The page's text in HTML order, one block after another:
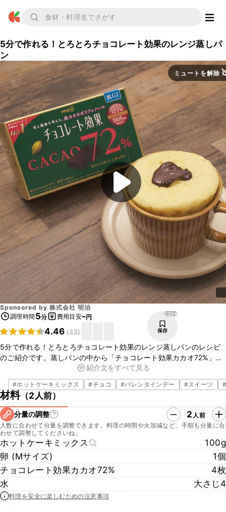
5分で作れる！とろとろチョコレート効果のレンジ蒸しパ
ン
ミュートを解除
Sponsored by 株式会社 明治
調理時間 5分 費用目安-円
4.46 (23)
2206
保存
5分で作れる！とろとろチョコレート効果のレンジ蒸しパンのレシピ
のご紹介です。蒸しパンの中から「チョコレート効果カカオ72%」が
とろっと溶け出し、リッチな仕上がりになっています。混ぜて電子レ
ンジで加熱するだけですので、朝ごはんやおやつにもおすすめです。
冷めても再度加熱することで、ふわふわでとろとろの蒸しパンが楽し
めますよ！いつもの料理に少しずつ「チョコレート効果カカオ72%」
加えることで、飽きずに毎日コツコツとカカオポリフェノールが摂取
できますよ。ぜひ作ってみてくださいね！
紹介文をすべて見る
#ホットケーキミックス #チョコ #バレンタインデー #スイーツ
材料（2人前）
分量の調整 2 人前
人数に合わせて分量を調整できます。料理の時間や火加減など、手順も分量に合
わせて調整してくださいね。
ホットケーキミックス
100g
卵 (Mサイズ)
1個
チョコレート効果カカオ72%
4枚
水
大さじ4
料理を安全に楽しむための注意事項